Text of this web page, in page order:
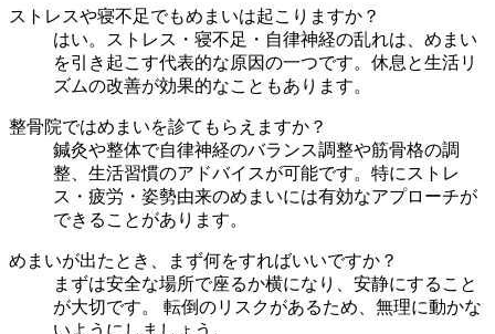
ストレスや寝不足でもめまいは起こりますか？
はい。ストレス・寝不足・自律神経の乱れは、めまい
を引き起こす代表的な原因の一つです。休息と生活リ
ズムの改善が効果的なこともあります。
整骨院ではめまいを診てもらえますか？
鍼灸や整体で自律神経のバランス調整や筋骨格の調
整、生活習慣のアドバイスが可能です。特にストレ
ス・疲労・姿勢由来のめまいには有効なアプローチが
できることがあります。
めまいが出たとき、まず何をすればいいですか？
まずは安全な場所で座るか横になり、安静にすること
が大切です。 転倒のリスクがあるため、無理に動かな
いようにしましょう。